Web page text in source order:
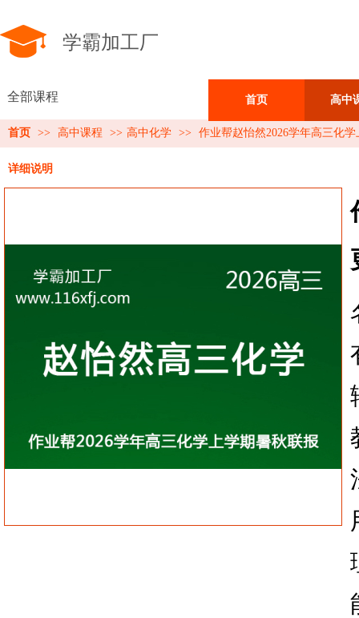
学霸加工厂
全部课程 首页 高中
首页 >> 高中课程 >> 高中化学 >> 作业帮赵怡然2026学年高三化
详细说明